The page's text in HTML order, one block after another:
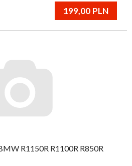
199,00 PLN
R1150R R1100R R850R